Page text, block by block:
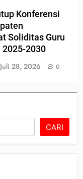
Konferensi
Soliditas Guru
2025-2030
Juli 28, 2026 0
CARI